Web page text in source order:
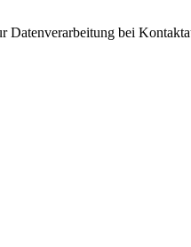
Datenverarbeitung bei